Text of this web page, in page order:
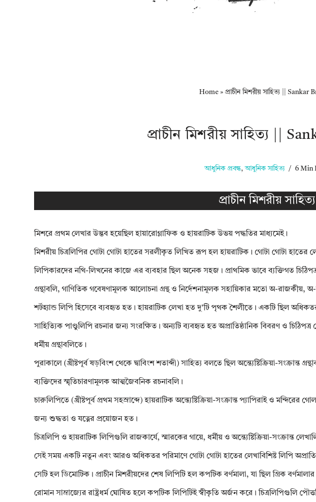
Home » প্রাচীন মিশরীয় সাহিত্য || Sankar
প্রাচীন মিশরীয় সাহিত্য ||
আধুনিক প্রবন্ধ,আধুনিক সাহিত্য 6 Min
প্রাচীন মিশরীয় সাহিত্য
মিশরে প্রথম লেখার উদ্ভব হয়েছিল হায়ারোগ্লাফিক ও হায়রাটিক উভয় পদ্ধতির মাধ্যমেই।
মিশরীয় চিত্রলিপির গোটা গোটা হাতের সরলীকৃত লিখিত রূপ হল হায়রাটিক। গোটা গোটা হাতের
লিপিকারদের নথি-লিখনের কাজে এর ব্যবহার ছিল অনেক সহজ। প্রাথমিক ভাবে ব্যক্তিগত
গ্রন্থাবলি, গাণিতিক গবেষণামূলক আলোচনা গ্রন্থ ও নির্দেশনামূলক সহায়িকার মতো অ-রাজকীয়,
শর্টহ্যান্ড লিপি হিসেবে ব্যবহৃত হত। হায়রাটিক লেখা হত দু’টি পৃথক শৈলীতে। একটি ছিল
সাহিত্যিক পাণ্ডুলিপি রচনার জন্য সংরক্ষিত। অন্যটি ব্যবহৃত হত অপ্রাতিষ্ঠানিক বিবরণ ও
ধর্মীয় গ্রন্থাবলিতে।
পুরাকালে (খ্রীষ্টপূর্ব ষড়বিংশ থেকে দ্বাবিংশ শতাব্দী) সাহিত্য বলতে ছিল অন্ত্যেষ্টিক্রিয়া-সংক্রান্ত
ব্যক্তিদের স্মৃতিচারণামূলক আত্মজৈবনিক রচনাবলি।
চারুলিপিতে (খ্রীষ্টপূর্ব প্রথম সহস্রাব্দে) হায়রাটিক অন্ত্যেষ্টিক্রিয়া-সংক্রান্ত প্যাপিরাই ও
জন্য শুদ্ধতা ও যত্নের প্রয়োজন হত।
চিত্রলিপি ও হায়রাটিক লিপিগুলি রাজকার্যে, স্মারকের গায়ে, ধর্মীয় ও অন্ত্যেষ্টিক্রিয়া-সংক্রান্ত
সেই সময় একটি নতুন এবং আরও অধিকতর পরিমাণে গোটা গোটা হাতের লেখাবিশিষ্ট লিপি
সেটি হল ডিমোটিক। প্রাচীন মিশরীয়দের শেষ লিপিটি হল কপটিক বর্ণমালা, যা ছিল গ্রিক বর্ণমালার
রোমান সাম্রাজ্যের রাষ্ট্রধর্ম ঘোষিত হলে কপটিক লিপিটিই স্বীকৃতি অর্জন করে। চিত্রলিপিগুলি